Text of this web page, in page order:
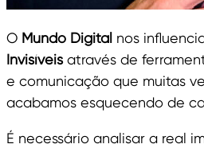
O Mundo Digital nos
Invisíveisatravés de
e comunicação que muitas
acabamos esquecendo de
É necessário analisar a real